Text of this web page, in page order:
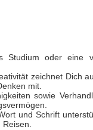
Studium oder eine
zeichnet Dich
mit.
sowie
und Schrift